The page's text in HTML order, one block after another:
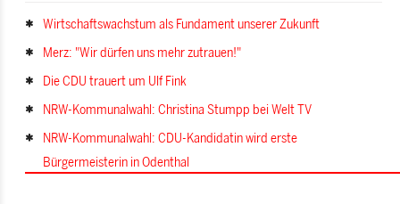
Wirtschaftswachstum als Fundament unserer Zukunft
Merz: "Wir dürfen uns mehr zutrauen!"
Die CDU trauert um Ulf Fink
NRW-Kommunalwahl: Christina Stumpp bei Welt TV
NRW-Kommunalwahl: CDU-Kandidatin wird erste
Bürgermeisterin in Odenthal